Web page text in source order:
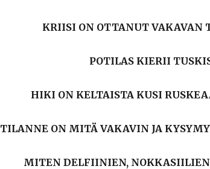
KRIISI ON OTTANUT VAKAVAN
POTILAS KIERII
HIKI ON KELTAISTA KUSI
TILANNE ON MITÄ VAKAVIN JA
MITEN DELFIINIEN, NOKKASIILIEN